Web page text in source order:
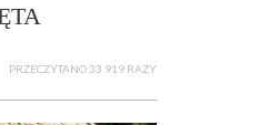
PRZECZYTANO 33 919 RAZY